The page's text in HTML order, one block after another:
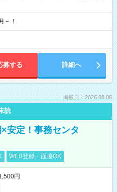
！
募する 詳細へ
掲載日：2026.08.06
読
×安定！事務センタ
WEB登録・面接OK
円